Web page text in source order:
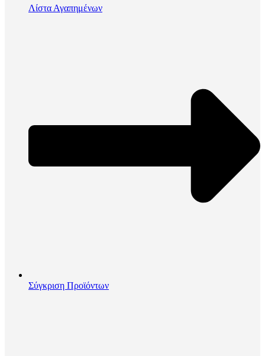
Λίστα Αγαπημένων
Σύγκριση Προϊόντων